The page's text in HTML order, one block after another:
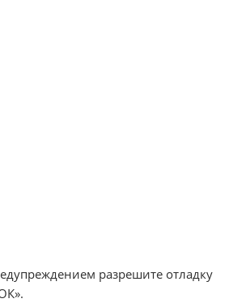
разрешите отладку